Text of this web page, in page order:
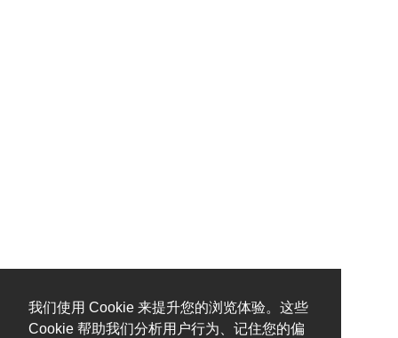
我们使用 Cookie 来提升您的浏览体验。这些
Cookie 帮助我们分析用户行为、记住您的偏